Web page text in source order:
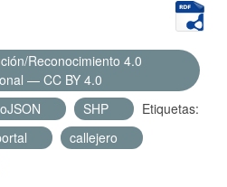
Reconocimiento 4.0
— CC BY 4.0
SHP
Etiquetas:
callejero